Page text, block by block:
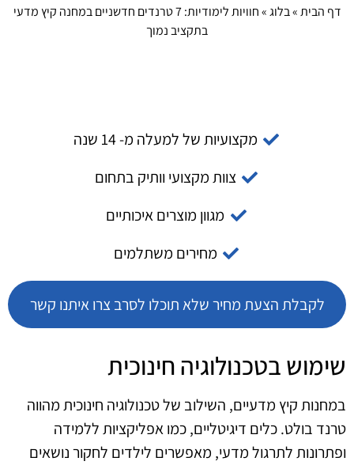
דף הבית»בלוג»
חוויות לימודיות: 7 טרנדים חדשניים במחנה קיץ מדעי
בתקציב נמוך
מקצועיות של למעלה מ- 14 שנה
צוות מקצועי וותיק בתחום
מגוון מוצרים איכותיים
מחירים משתלמים
לקבלת הצעת מחיר שלא תוכלו לסרב צרו איתנו קשר
שימוש בטכנולוגיה חינוכית
במחנות קיץ מדעיים, השילוב של טכנולוגיה חינוכית מהווה
טרנד בולט. כלים דיגיטליים, כמו אפליקציות ללמידה
ופתרונות לתרגול מדעי, מאפשרים לילדים לחקור נושאים